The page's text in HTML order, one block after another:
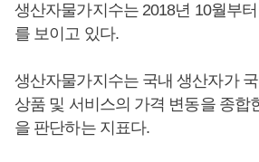
생산자물가지수는 2018년 10월부
를 보이고 있다.
생산자물가지수는 국내 생산자가
상품 및 서비스의 가격 변동을 종합
을 판단하는 지표다.